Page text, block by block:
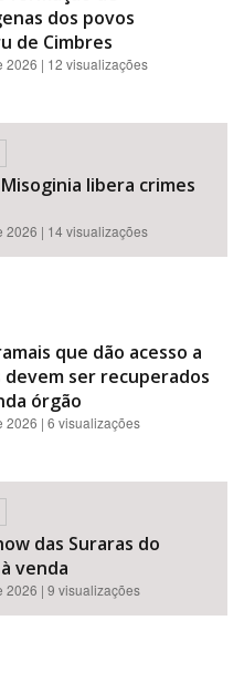
dos povos
de Cimbres
2026 | 12 visualizações
libera crimes
2026 | 14 visualizações
que dão acesso a
devem ser recuperados
órgão
2026 | 6 visualizações
das Suraras do
venda
2026 | 9 visualizações